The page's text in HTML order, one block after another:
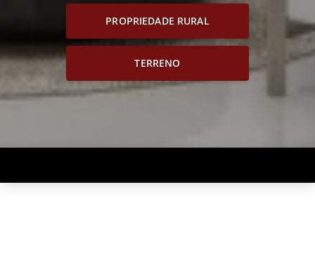
PROPRIEDADE RURAL
TERRENO